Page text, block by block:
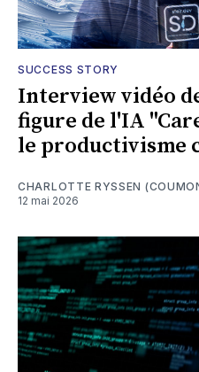
SUCCESS STORY
Interview vidéo
figure de l'IA
le productivisme
CHARLOTTE RYSSEN
12 mai 2026